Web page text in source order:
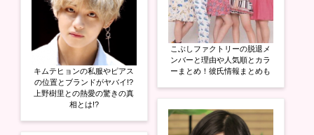
キムテヒョンの私服やピアス
の位置とブランドがヤバイ!?
上野樹里との熱愛の驚きの真
相とは!?
こぶしファクトリーの脱退メ
ンバーと理由や人気順とカラ
ーまとめ！彼氏情報まとめも